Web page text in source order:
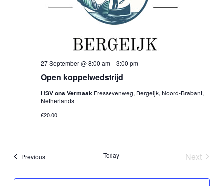
Open koppelwedstrijd
27 September @ 8:00 am–3:00 pm
HSV ons Vermaak Fressevenweg, Bergeijk, Noord-Brabant,
Netherlands
€20.00
PreviousEvents Today
Next